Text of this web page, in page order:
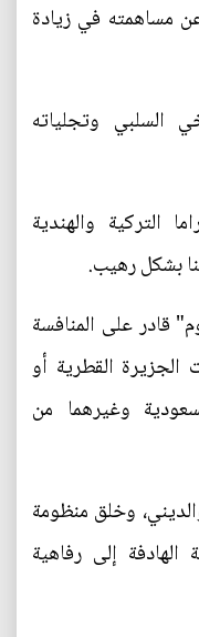
مساهمته في زيادة
السلبي وتجلياته
التركية والهندية
بشكل رهيب.
قادر على المنافسة
الجزيرة القطرية أو
وغيرهما من
وخلق منظومة
الهادفة إلى رفاهية